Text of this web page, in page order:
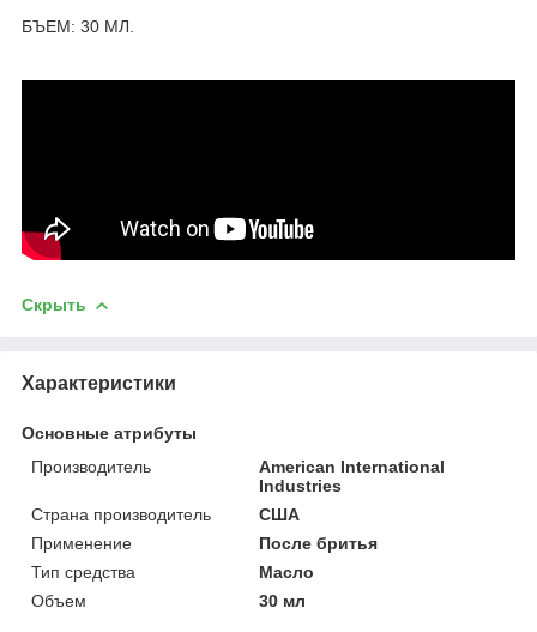
БЪЕМ: 30 МЛ.
Скрыть
Характеристики
Основные атрибуты
Производитель
American International
Industries
Страна производитель
США
Применение
После бритья
Тип средства
Масло
Объем
30 мл